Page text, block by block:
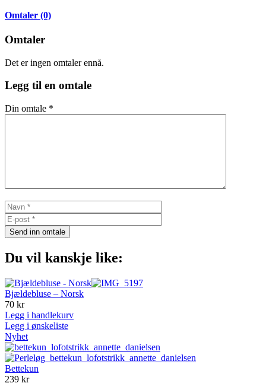
Omtaler (0)
Omtaler
Det er ingen omtaler ennå.
Legg til en omtale
Din omtale *
Send inn omtale
Du vil kanskje like:
Bjældebluse – Norsk
70 kr
Legg i handlekurv
Legg i ønskeliste
Nyhet
Bettekun
239 kr